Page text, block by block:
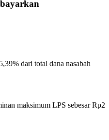
dari total dana nasabah
maksimum LPS sebesar Rp2